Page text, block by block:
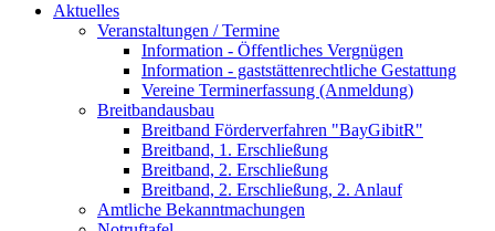
Aktuelles
Veranstaltungen / Termine
Information - Öffentliches Vergnügen
Information - gaststättenrechtliche Gestattung
Vereine Terminerfassung (Anmeldung)
Breitbandausbau
Breitband Förderverfahren "BayGibitR"
Breitband, 1. Erschließung
Breitband, 2. Erschließung
Breitband, 2. Erschließung, 2. Anlauf
Amtliche Bekanntmachungen